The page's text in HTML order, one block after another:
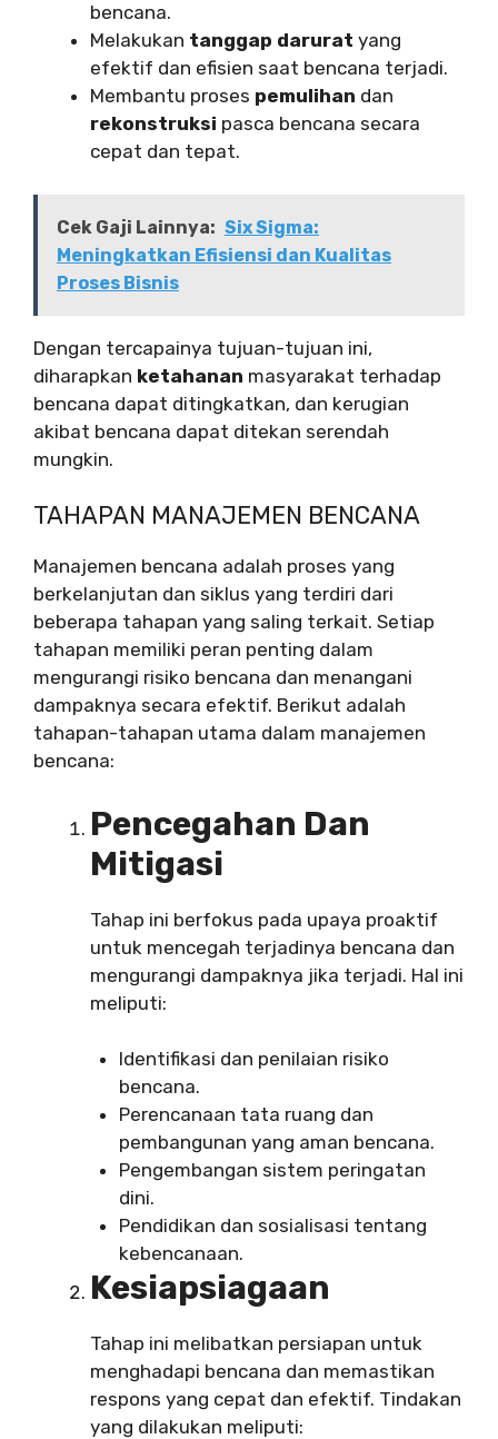
bencana.
Melakukan tanggap darurat yang
efektif dan efisien saat bencana terjadi.
Membantu proses pemulihan dan
rekonstruksi pasca bencana secara
cepat dan tepat.
Cek Gaji Lainnya: Six Sigma:
Meningkatkan Efisiensi dan Kualitas
Proses Bisnis
Dengan tercapainya tujuan-tujuan ini,
diharapkan ketahanan masyarakat terhadap
bencana dapat ditingkatkan, dan kerugian
akibat bencana dapat ditekan serendah
mungkin.
TAHAPAN MANAJEMEN BENCANA
Manajemen bencana adalah proses yang
berkelanjutan dan siklus yang terdiri dari
beberapa tahapan yang saling terkait. Setiap
tahapan memiliki peran penting dalam
mengurangi risiko bencana dan menangani
dampaknya secara efektif. Berikut adalah
tahapan-tahapan utama dalam manajemen
bencana:
Pencegahan Dan
Mitigasi
Tahap ini berfokus pada upaya proaktif
untuk mencegah terjadinya bencana dan
mengurangi dampaknya jika terjadi. Hal ini
meliputi:
Identifikasi dan penilaian risiko
bencana.
Perencanaan tata ruang dan
pembangunan yang aman bencana.
Pengembangan sistem peringatan
dini.
Pendidikan dan sosialisasi tentang
kebencanaan.
Kesiapsiagaan
Tahap ini melibatkan persiapan untuk
menghadapi bencana dan memastikan
respons yang cepat dan efektif. Tindakan
yang dilakukan meliputi: